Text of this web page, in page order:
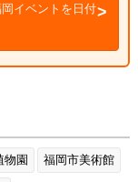
イベントを日付
物園 福岡市美術館